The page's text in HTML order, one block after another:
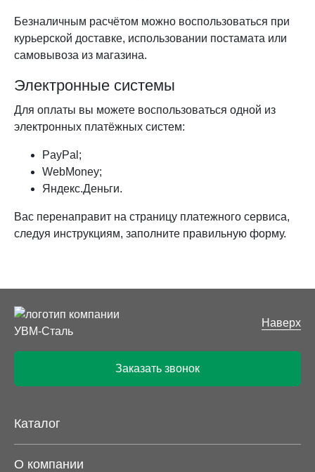
Безналичным расчётом можно воспользоваться при
курьерской доставке, использовании постамата или
самовывоза из магазина.
Электронные системы
Для оплаты вы можете воспользоваться одной из
электронных платёжных систем:
PayPal;
WebMoney;
Яндекс.Деньги.
Вас перенаправит на страницу платежного сервиса,
следуя инструкциям, заполните правильную форму.
Наверх
Заказать звонок
Каталог
О компании